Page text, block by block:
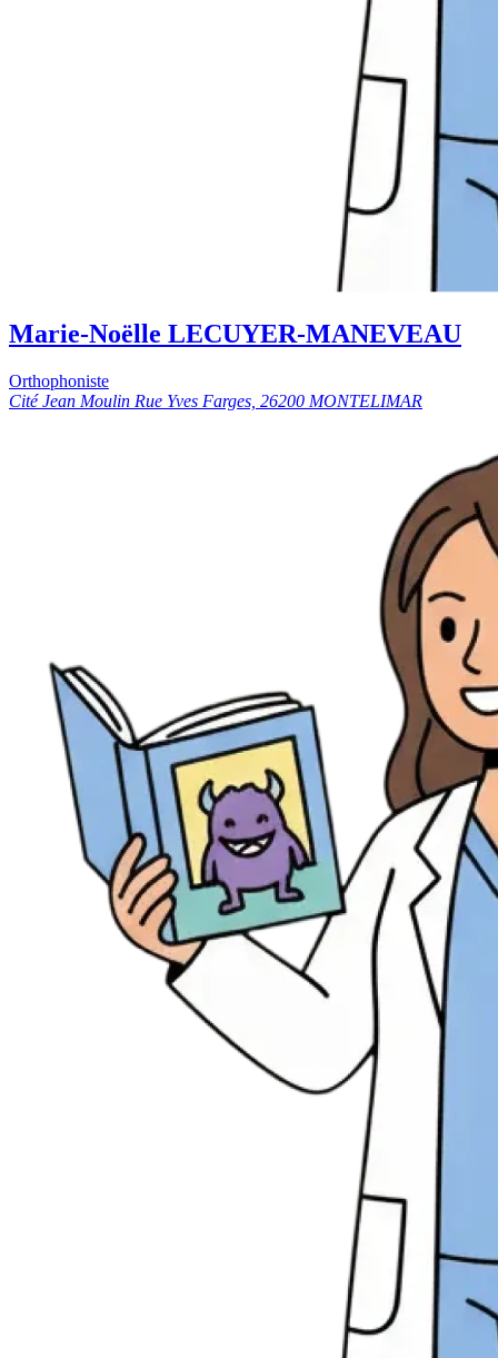
Marie-Noëlle LECUYER-MANEVEAU
Orthophoniste
Cité Jean Moulin Rue Yves Farges, 26200 MONTELIMAR